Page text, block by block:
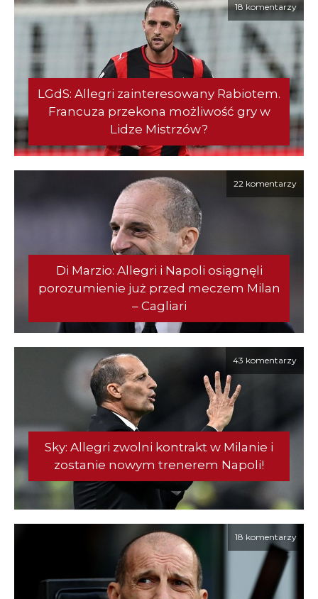
18 komentarzy
LGdS: Allegri zainteresowany Rabiotem.
Francuza przekona możliwość gry w
Lidze Mistrzów?
22 komentarzy
Di Marzio: Allegri i Napoli osiągnęli
porozumienie już przed meczem Milan
– Cagliari
43 komentarzy
Sky: Allegri zwolni kontrakt w Milanie i
zostanie nowym trenerem Napoli!
18 komentarzy